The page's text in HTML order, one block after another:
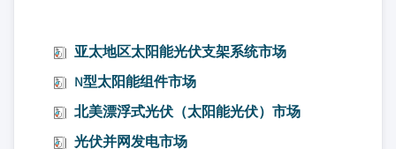
亚太地区太阳能光伏支架系统市场
N型太阳能组件市场
北美漂浮式光伏（太阳能光伏）市场
光伏并网发电市场